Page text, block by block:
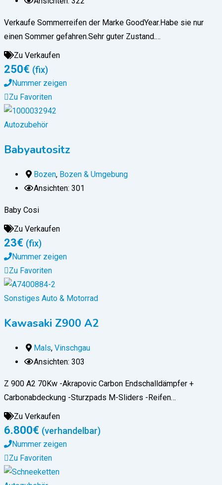
Verkaufe Sommerreifen der Marke GoodYear.Habe sie nur
einen Sommer gefahren.Sehr guter Zustand.…
Zu Verkaufen
250€ (fix)
Nummer zeigen
Zu Favoriten
Autozubehör
Babyautositz
Bozen, Bozen & Umgebung
Ansichten: 301
Baby Cosi
Zu Verkaufen
23€ (fix)
Nummer zeigen
Zu Favoriten
Sonstiges Auto & Motorrad
Kawasaki Z900 A2
Mals, Vinschgau
Ansichten: 303
Z 900 A2 70Kw -Akrapovic Carbon Endschalldämpfer +
Carbonabdeckung -Sturzpads M-Sliders -Reifen…
Zu Verkaufen
6.800€ (verhandelbar)
Nummer zeigen
Zu Favoriten